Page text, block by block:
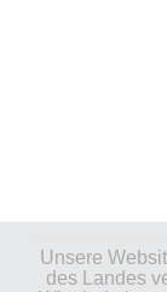
Unsere
des Landes